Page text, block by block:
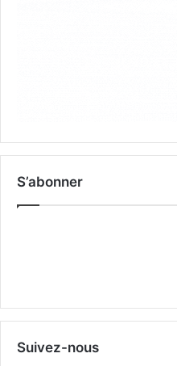
S’abonner
Suivez-nous